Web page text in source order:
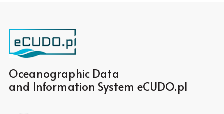
Oceanographic Data
and Information System eCUDO.pl